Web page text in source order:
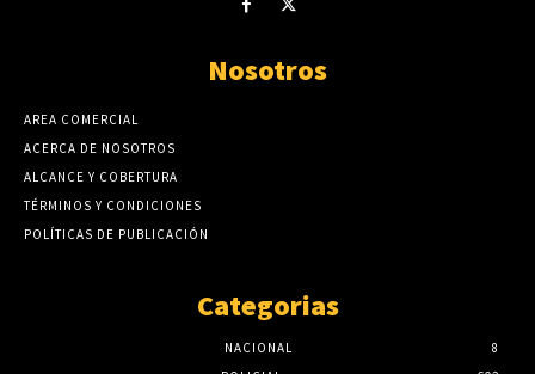
Nosotros
AREA COMERCIAL
ACERCA DE NOSOTROS
ALCANCE Y COBERTURA
TÉRMINOS Y CONDICIONES
POLÍTICAS DE PUBLICACIÓN
Categorias
NACIONAL
8